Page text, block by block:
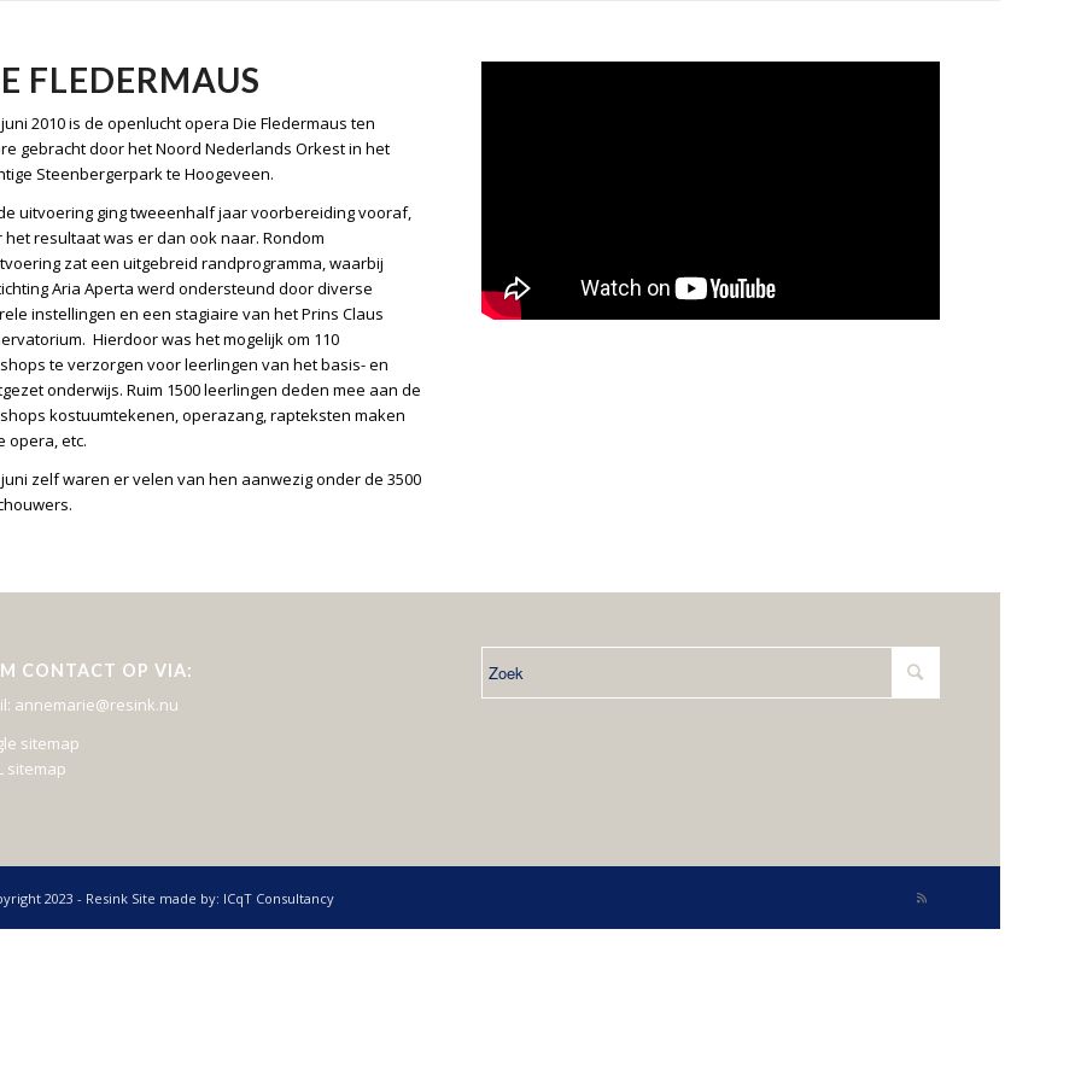
FLEDERMAUS
2010 is de openlucht opera Die Fledermaus ten
gebracht door het Noord Nederlands Orkest in het
Steenbergerpark te Hoogeveen.
uitvoering ging tweeenhalf jaar voorbereiding vooraf,
het resultaat was er dan ook naar. Rondom
zat een uitgebreid randprogramma, waarbij
Aria Aperta werd ondersteund door diverse
instellingen en een stagiaire van het Prins Claus
Hierdoor was het mogelijk om 110
te verzorgen voor leerlingen van het basis- en
onderwijs. Ruim 1500 leerlingen deden mee aan de
kostuumtekenen, operazang, rapteksten maken
opera, etc.
juni zelf waren er velen van hen aanwezig onder de 3500
CONTACT OP VIA:
annemarie@resink.nu
sitemap
sitemap
2023 - Resink Site made by: ICqT Consultancy